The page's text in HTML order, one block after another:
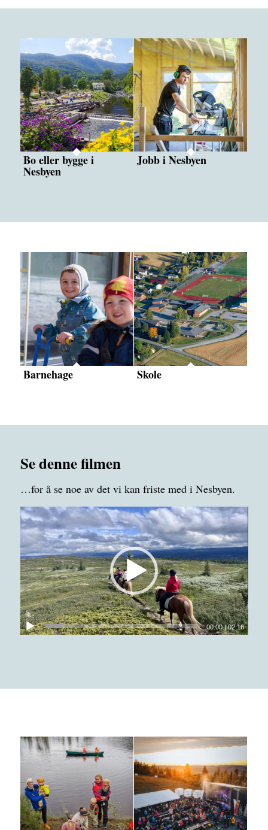
Bo eller bygge i
Nesbyen
Jobb i Nesbyen
Barnehage Skole
Se denne filmen
…for å se noe av det vi kan friste med i Nesbyen.
00:00|02:16